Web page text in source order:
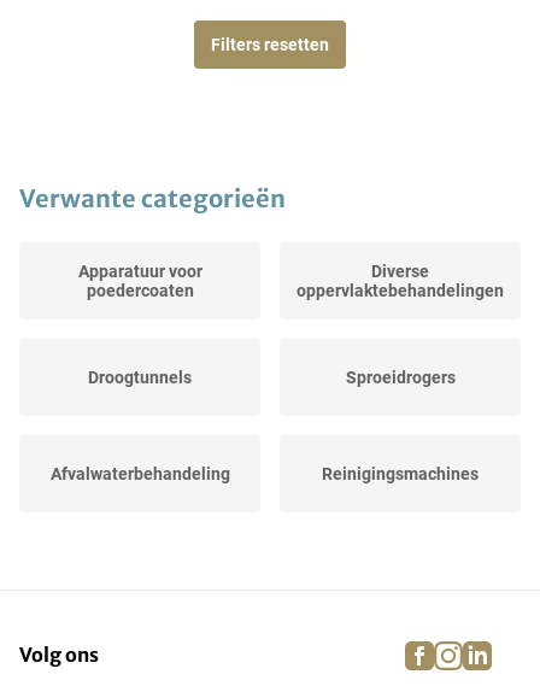
Filters resetten
Verwante categorieën
Apparatuur voor
poedercoaten
Diverse
oppervlaktebehandelingen
Droogtunnels Sproeidrogers
Afvalwaterbehandeling Reinigingsmachines
Verfspuitcabines Hanghaaksystemen
Volg ons facebook